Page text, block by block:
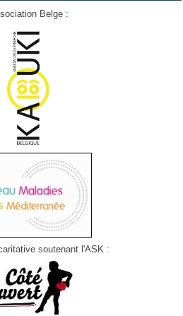
Belge :
soutenant l'ASK :